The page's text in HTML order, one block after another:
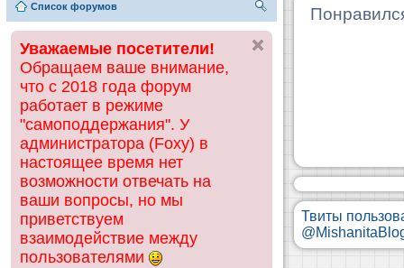
Список форумов
ск
Уважаемые посетители!
Обращаем ваше внимание,
что с 2018 года форум
работает в режиме
"самоподдержания". У
администратора (Foxy) в
настоящее время нет
возможности отвечать на
ваши вопросы, но мы
приветствуем
взаимодействие между
пользователями
Твиты